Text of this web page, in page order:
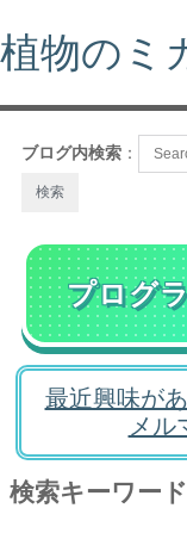
植物のミ
ブログ内検索 ：
プログ
最近興味が
メル
検索キーワー